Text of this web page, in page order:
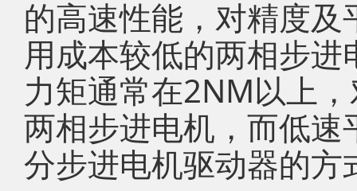
的高速性能，对精度
用成本较低的两相步
力矩通常在2NM以上
两相步进电机，而低
分步进电机驱动器的方